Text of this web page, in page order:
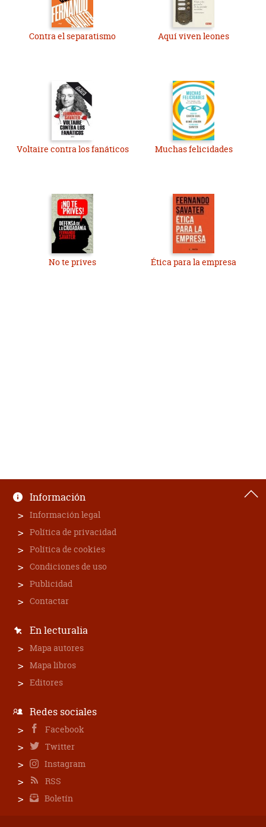
Contra el separatismo Aquí viven leones
Voltaire contra los fanáticos Muchas felicidades
No te prives Ética para la empresa
Información
Información legal
Política de privacidad
Política de cookies
Condiciones de uso
Publicidad
Contactar
En lecturalia
Mapa autores
Mapa libros
Editores
Redes sociales
Facebook
Twitter
Instagram
RSS
Boletín